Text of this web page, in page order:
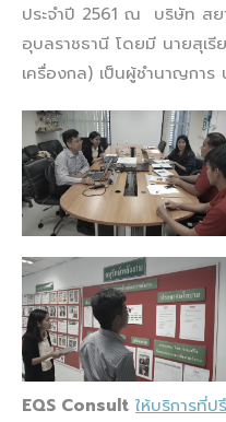
ประจำปี 2561 ณ บริษัท สย
อุบลราชธานี โดยมี นายสุเ
เครื่องกล) เป็นผู้ชำนาญการ
EQS Consult ให้บริการที่